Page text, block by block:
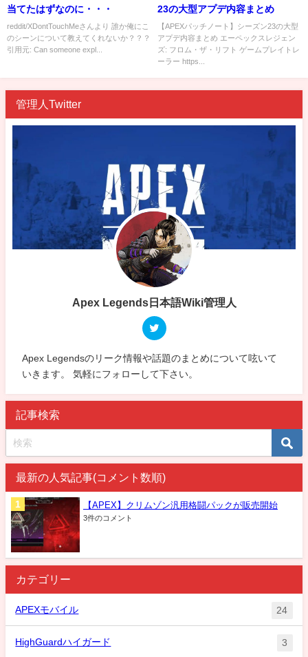
当てたはずなのに・・・
reddit/XDontTouchMeさんより 誰か俺にこ
のシーンについて教えてくれないか？？？
引用元: Can someone expl...
23の大型アプデ内容まとめ
【APEXパッチノート】シーズン23の大型
アプデ内容まとめ エーペックスレジェン
ズ: フロム・ザ・リフト ゲームプレイトレ
ーラー https...
管理人Twitter
Apex Legends日本語Wiki管理人
Apex Legendsのリーク情報や話題のまとめについて呟いて
いきます。 気軽にフォローして下さい。
記事検索
最新の人気記事(コメント数順)
【APEX】クリムゾン汎用格闘パックが販売開始
3件のコメント
カテゴリー
APEXモバイル 24
HighGuardハイガード 3